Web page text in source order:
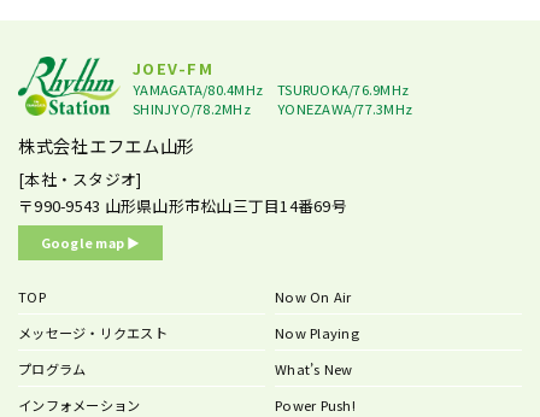
JOEV-FM
YAMAGATA/80.4MHz
TSURUOKA/76.9MHz
SHINJYO/78.2MHz
YONEZAWA/77.3MHz
株式会社エフエム山形
[本社・スタジオ]
〒990-9543 山形県山形市松山三丁目14番69号
Google map ▶︎
TOP
メッセージ・リクエスト
プログラム
インフォメーション
Now On Air
Now Playing
What’s New
Power Push!